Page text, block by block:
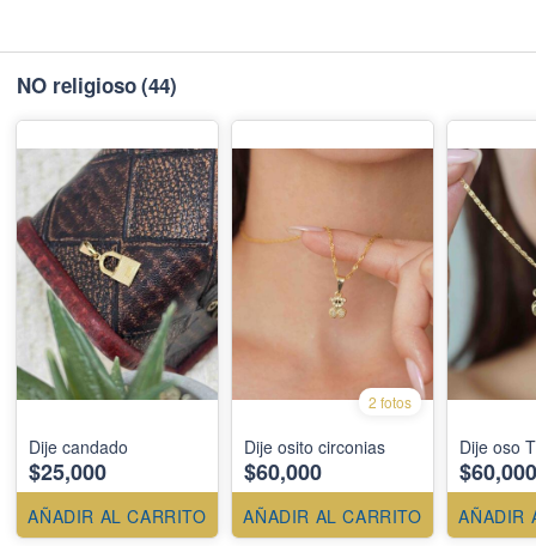
NO religioso(44)
Dije candado
$25,000
AÑADIR AL CARRITO
2 fotos
Dije osito circonias
$60,000
AÑADIR AL CARRITO
Dije oso
$60,000
AÑADIR